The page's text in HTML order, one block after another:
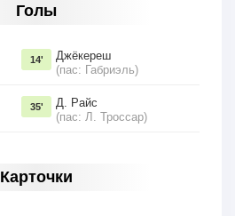
Голы
Джёкереш
(пас: Габриэль)
14'
Д. Райс
(пас: Л. Троссар)
35'
Карточки